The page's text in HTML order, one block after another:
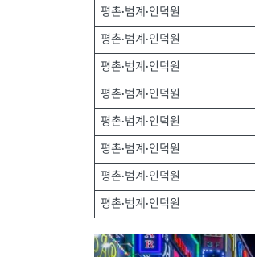
평촌·범계·인덕원
평촌·범계·인덕원
평촌·범계·인덕원
평촌·범계·인덕원
평촌·범계·인덕원
평촌·범계·인덕원
평촌·범계·인덕원
평촌·범계·인덕원